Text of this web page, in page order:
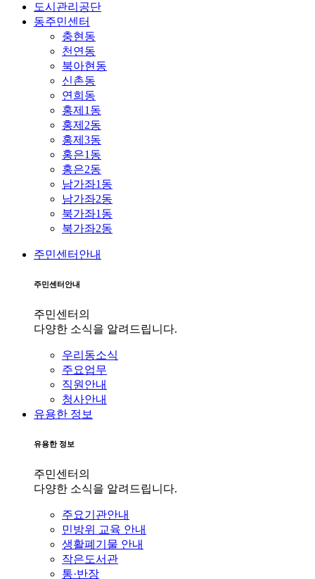
도시관리공단
동주민센터
충현동
천연동
북아현동
신촌동
연희동
홍제1동
홍제2동
홍제3동
홍은1동
홍은2동
남가좌1동
남가좌2동
북가좌1동
북가좌2동
주민센터안내
주민센터안내
주민센터의
다양한 소식을 알려드립니다.
우리동소식
주요업무
직원안내
청사안내
유용한 정보
유용한 정보
주민센터의
다양한 소식을 알려드립니다.
주요기관안내
민방위 교육 안내
생활폐기물 안내
작은도서관
통·반장